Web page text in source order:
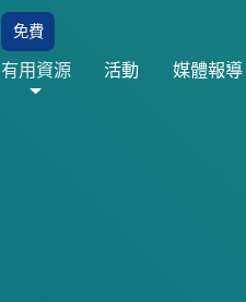
免費
有用資源 活動 媒體報導